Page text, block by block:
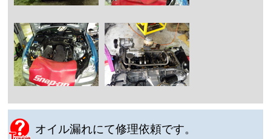
オイル漏れにて修理依頼です。